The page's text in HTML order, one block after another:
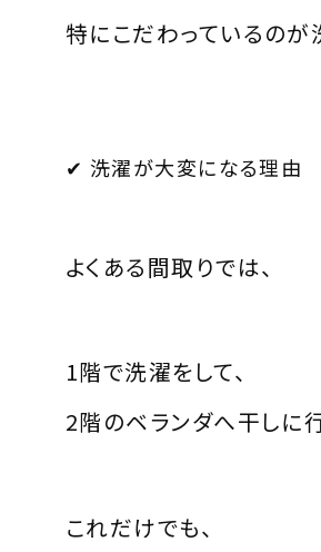
特にこだわっているのが
✔ 洗濯が大変になる理由
よくある間取りでは、
1階で洗濯をして、
2階のベランダへ干しに行
これだけでも、